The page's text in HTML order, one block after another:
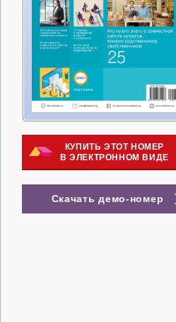
КУПИТЬ ЭТОТ НОМЕР
В ЭЛЕКТРОННОМ ВИДЕ
Скачать демо-номер